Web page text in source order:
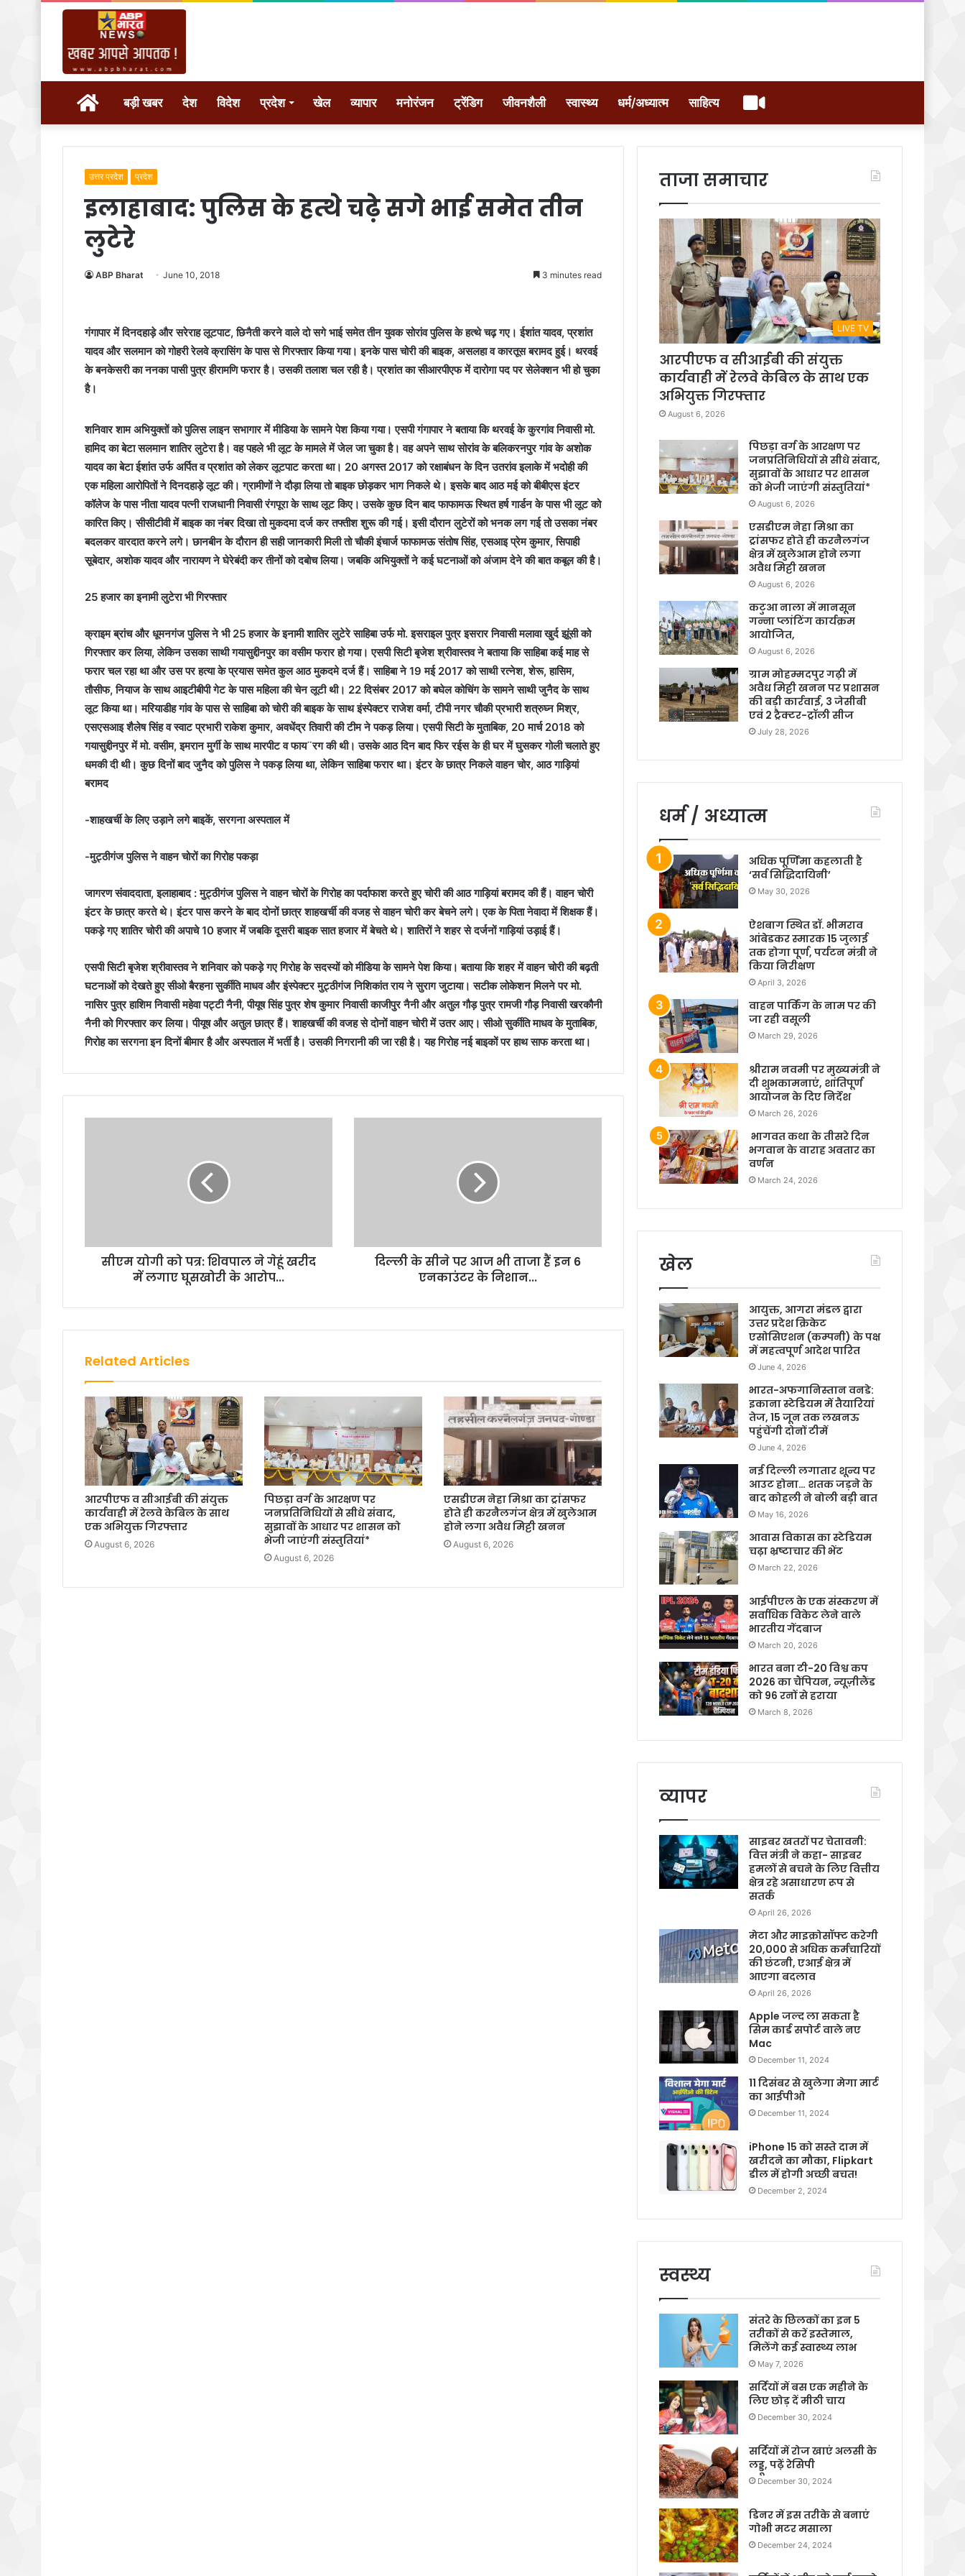
होम बड़ी खबर देश विदेश प्रदेश खेल व्यापार मनोरंजन ट्रेंडिग जीवनशैली स्वास्थ्य धर्म/अध्यात्म साहित्य वीडियो
उत्तर प्रदेश प्रदेश
इलाहाबाद: पुलिस के हत्थे चढ़े सगे भाई समेत तीन
लुटेरे
ABP Bharat June 10, 2018 3 minutes read
गंगापार में दिनदहाड़े और सरेराह लूटपाट, छिनैती करने वाले दो सगे भाई समेत तीन युवक सोरांव पुलिस के हत्थे चढ़ गए। ईशांत यादव, प्रशांत
यादव और सलमान को गोहरी रेलवे क्रासिंग के पास से गिरफ्तार किया गया। इनके पास चोरी की बाइक, असलहा व कारतूस बरामद हुई। थरवई
के बनकेसरी का ननका पासी पुत्र हीरामणि फरार है। उसकी तलाश चल रही है। प्रशांत का सीआरपीएफ में दारोगा पद पर सेलेक्शन भी हो चुका
है।
शनिवार शाम अभियुक्तों को पुलिस लाइन सभागार में मीडिया के सामने पेश किया गया। एसपी गंगापार ने बताया कि थरवई के कुरगांव निवासी मो.
हामिद का बेटा सलमान शातिर लुटेरा है। वह पहले भी लूट के मामले में जेल जा चुका है। वह अपने साथ सोरांव के बलिकरनपुर गांव के अशोक
यादव का बेटा ईशांत उर्फ अर्पित व प्रशांत को लेकर लूटपाट करता था। 20 अगस्त 2017 को रक्षाबंधन के दिन उतरांव इलाके में भदोही की
एक महिला आरोपितों ने दिनदहाड़े लूट की। ग्रामीणों ने दौड़ा लिया तो बाइक छोड़कर भाग निकले थे। इसके बाद आठ मई को बीबीएस इंटर
कॉलेज के पास नीता यादव पत्‍‌नी राजधानी निवासी रंगपूरा के साथ लूट किए। उसके कुछ दिन बाद फाफामऊ स्थित हर्ष गार्डन के पास भी लूट को
कारित किए। सीसीटीवी में बाइक का नंबर दिखा तो मुकदमा दर्ज कर तफ्तीश शुरू की गई। इसी दौरान लुटेरों को भनक लग गई तो उसका नंबर
बदलकर वारदात करने लगे। छानबीन के दौरान ही सही जानकारी मिली तो चौकी इंचार्ज फाफामऊ संतोष सिंह, एसआइ प्रेम कुमार, सिपाही
सूबेदार, अशोक यादव और नारायण ने घेरेबंदी कर तीनों को दबोच लिया। जबकि अभियुक्तों ने कई घटनाओं को अंजाम देने की बात कबूल की है।
25 हजार का इनामी लुटेरा भी गिरफ्तार
क्राइम ब्रांच और धूमनगंज पुलिस ने भी 25 हजार के इनामी शातिर लुटेरे साहिबा उर्फ मो. इसराइल पुत्र इसरार निवासी मलावा खुर्द झूंसी को
गिरफ्तार कर लिया, लेकिन उसका साथी गयासुद्दीनपुर का वसीम फरार हो गया। एसपी सिटी बृजेश श्रीवास्तव ने बताया कि साहिबा कई माह से
फरार चल रहा था और उस पर हत्या के प्रयास समेत कुल आठ मुकदमे दर्ज हैं। साहिबा ने 19 मई 2017 को साथी रत्‍‌नेश, शेरू, हासिम,
तौसीफ, नियाज के साथ आइटीबीपी गेट के पास महिला की चेन लूटी थी। 22 दिसंबर 2017 को बघेल कोचिंग के सामने साथी जुनैद के साथ
लूट किया था। मरियाडीह गांव के पास से साहिबा को चोरी की बाइक के साथ इंस्पेक्टर राजेश वर्मा, टीपी नगर चौकी प्रभारी शत्रुघ्न मिश्र,
एसएसआइ शैलेष सिंह व स्वाट प्रभारी राकेश कुमार, अवधेंद्र तिवारी की टीम ने पकड़ लिया। एसपी सिटी के मुताबिक, 20 मार्च 2018 को
गयासुद्दीनपुर में मो. वसीम, इमरान मुर्गी के साथ मारपीट व फाय¨रग की थी। उसके आठ दिन बाद फिर रईस के ही घर में घुसकर गोली चलाते हुए
धमकी दी थी। कुछ दिनों बाद जुनैद को पुलिस ने पकड़ लिया था, लेकिन साहिबा फरार था। इंटर के छात्र निकले वाहन चोर, आठ गाड़ियां
बरामद
-शाहखर्ची के लिए उड़ाने लगे बाइकें, सरगना अस्पताल में
-मुट्ठीगंज पुलिस ने वाहन चोरों का गिरोह पकड़ा
जागरण संवाददाता, इलाहाबाद : मुट्ठीगंज पुलिस ने वाहन चोरों के गिरोह का पर्दाफाश करते हुए चोरी की आठ गाड़ियां बरामद की हैं। वाहन चोरी
इंटर के छात्र करते थे। इंटर पास करने के बाद दोनों छात्र शाहखर्ची की वजह से वाहन चोरी कर बेचने लगे। एक के पिता नेवादा में शिक्षक हैं।
पकड़े गए शातिर चोरी की अपाचे 10 हजार में जबकि दूसरी बाइक सात हजार में बेचते थे। शातिरों ने शहर से दर्जनों गाड़ियां उड़ाई हैं।
एसपी सिटी बृजेश श्रीवास्तव ने शनिवार को पकड़े गए गिरोह के सदस्यों को मीडिया के सामने पेश किया। बताया कि शहर में वाहन चोरी की बढ़ती
घटनाओं को देखते हुए सीओ बैरहना सुर्कीति माधव और इंस्पेक्टर मुट्ठीगंज निशिकांत राय ने सुराग जुटाया। सटीक लोकेशन मिलने पर मो.
नासिर पुत्र हाशिम निवासी महेवा पट्टी नैनी, पीयूष सिंह पुत्र शेष कुमार निवासी काजीपुर नैनी और अतुल गौड़ पुत्र रामजी गौड़ निवासी खरकौनी
नैनी को गिरफ्तार कर लिया। पीयूष और अतुल छात्र हैं। शाहखर्ची की वजह से दोनों वाहन चोरी में उतर आए। सीओ सुर्कीति माधव के मुताबिक,
गिरोह का सरगना इन दिनों बीमार है और अस्पताल में भर्ती है। उसकी निगरानी की जा रही है। यह गिरोह नई बाइकों पर हाथ साफ करता था।
सीएम योगी को पत्र: शिवपाल ने गेहूं खरीद
में लगाए घूसखोरी के आरोप...
दिल्ली के सीने पर आज भी ताजा हैं इन 6
एनकाउंटर के निशान...
Related Articles
आरपीएफ व सीआईबी की संयुक्त
कार्यवाही में रेलवे केबिल के साथ
एक अभियुक्त गिरफ्तार
August 6, 2026
पिछड़ा वर्ग के आरक्षण पर
जनप्रतिनिधियों से सीधे संवाद,
सुझावों के आधार पर शासन को
भेजी जाएंगी संस्तुतियां*
August 6, 2026
एसडीएम नेहा मिश्रा का ट्रांसफर
होते ही करनैलगंज क्षेत्र में खुलेआम
होने लगा अवैध मिट्टी खनन
August 6, 2026
ताजा समाचार
LIVE TV
आरपीएफ व सीआईबी की संयुक्त
कार्यवाही में रेलवे केबिल के साथ एक
अभियुक्त गिरफ्तार
August 6, 2026
पिछड़ा वर्ग के आरक्षण पर
जनप्रतिनिधियों से सीधे संवाद,
सुझावों के आधार पर शासन
को भेजी जाएंगी संस्तुतियां*
August 6, 2026
एसडीएम नेहा मिश्रा का
ट्रांसफर होते ही करनैलगंज
क्षेत्र में खुलेआम होने लगा
अवैध मिट्टी खनन
August 6, 2026
कटुआ नाला में मानसून
गन्ना प्लांटिंग कार्यक्रम
आयोजित,
August 6, 2026
ग्राम मोहम्मदपुर गढ़ी में
अवैध मिट्टी खनन पर प्रशासन
की बड़ी कार्रवाई, 3 जेसीबी
एवं 2 ट्रैक्टर-ट्रॉली सीज
July 28, 2026
धर्म / अध्यात्म
अधिक पूर्णिमा कहलाती है
‘सर्व सिद्धिदायिनी’
May 30, 2026
ऐशबाग स्थित डॉ. भीमराव
आंबेडकर स्मारक 15 जुलाई
तक होगा पूर्ण, पर्यटन मंत्री ने
किया निरीक्षण
April 3, 2026
वाहन पार्किंग के नाम पर की
जा रही वसूली
March 29, 2026
श्रीराम नवमी पर मुख्यमंत्री ने
दी शुभकामनाएं, शांतिपूर्ण
आयोजन के दिए निर्देश
March 26, 2026
भागवत कथा के तीसरे दिन
भगवान के वाराह अवतार का
वर्णन
March 24, 2026
खेल
आयुक्त, आगरा मंडल द्वारा
उत्तर प्रदेश क्रिकेट
एसोसिएशन (कम्पनी) के पक्ष
में महत्वपूर्ण आदेश पारित
June 4, 2026
भारत-अफगानिस्तान वनडे:
इकाना स्टेडियम में तैयारियां
तेज, 15 जून तक लखनऊ
पहुंचेंगी दोनों टीमें
June 4, 2026
नई दिल्ली लगातार शून्य पर
आउट होना… शतक जड़ने के
बाद कोहली ने बोली बड़ी बात
May 16, 2026
आवास विकास का स्टेडियम
चढ़ा भ्रष्टाचार की भेंट
March 22, 2026
आईपीएल के एक संस्करण में
सर्वाधिक विकेट लेने वाले
भारतीय गेंदबाज
March 20, 2026
भारत बना टी-20 विश्व कप
2026 का चैंपियन, न्यूज़ीलैंड
को 96 रनों से हराया
March 8, 2026
व्यापर
साइबर खतरों पर चेतावनी:
वित्त मंत्री ने कहा- साइबर
हमलों से बचने के लिए वित्तीय
क्षेत्र रहे असाधारण रूप से
सतर्क
April 26, 2026
मेटा और माइक्रोसॉफ्ट करेगी
20,000 से अधिक कर्मचारियों
की छंटनी, एआई क्षेत्र में
आएगा बदलाव
April 26, 2026
Apple जल्द ला सकता है
सिम कार्ड सपोर्ट वाले नए
Mac
December 11, 2024
11 दिसंबर से खुलेगा मेगा मार्ट
का आईपीओ
December 11, 2024
iPhone 15 को सस्ते दाम में
खरीदने का मौका, Flipkart
डील में होगी अच्छी बचत!
December 2, 2024
स्वस्थ्य
संतरे के छिलकों का इन 5
तरीकों से करें इस्तेमाल,
मिलेंगे कई स्वास्थ्य लाभ
May 7, 2026
सर्दियों में बस एक महीने के
लिए छोड़ दें मीठी चाय
December 30, 2024
सर्दियों में रोज खाएं अलसी के
लड्डू, पढ़ें रेसिपी
December 30, 2024
डिनर में इस तरीके से बनाएं
गोभी मटर मसाला
December 24, 2024